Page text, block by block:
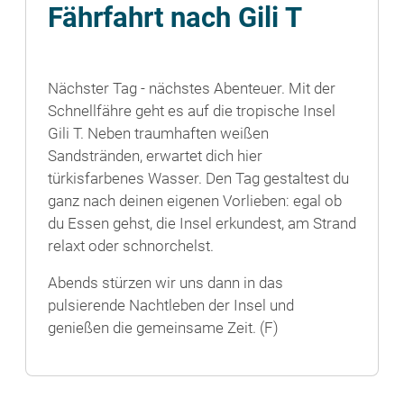
Fährfahrt nach Gili T
Nächster Tag - nächstes Abenteuer. Mit der
Schnellfähre geht es auf die tropische Insel
Gili T. Neben traumhaften weißen
Sandstränden, erwartet dich hier
türkisfarbenes Wasser. Den Tag gestaltest du
ganz nach deinen eigenen Vorlieben: egal ob
du Essen gehst, die Insel erkundest, am Strand
relaxt oder schnorchelst.
Abends stürzen wir uns dann in das
pulsierende Nachtleben der Insel und
genießen die gemeinsame Zeit. (F)